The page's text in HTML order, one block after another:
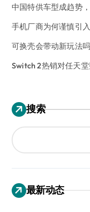
中国特供车型成趋势
手机厂商为何谨慎引
可换壳会带动新玩法
Switch 2热销对任天
搜索
最新动态